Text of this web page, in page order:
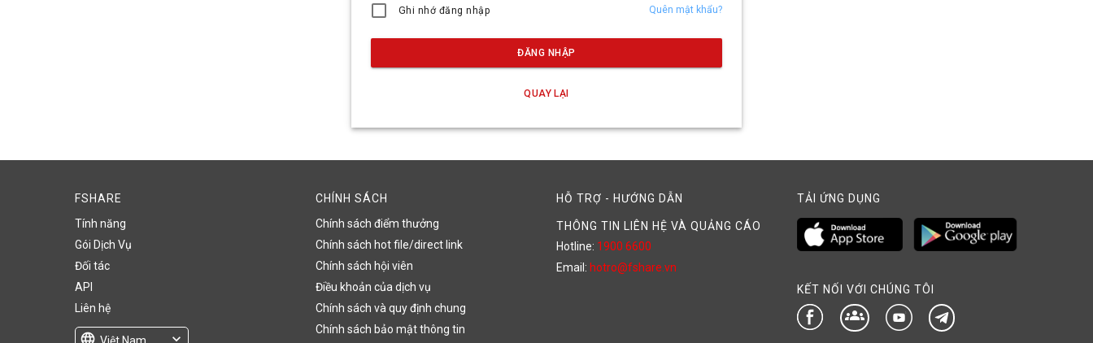
Ghi nhớ đăng nhập Quên mật khẩu?
ĐĂNG NHẬP
QUAY LẠI
FSHARE
Tính năng
Gói Dịch Vụ
Đối tác
API
Liên hệ
language Việt Nam expand_more
CHÍNH SÁCH
Chính sách điểm thưởng
Chính sách hot file/direct link
Chính sách hội viên
Điều khoản của dịch vụ
Chính sách và quy định chung
Chính sách bảo mật thông tin
HỖ TRỢ - HƯỚNG DẪN
THÔNG TIN LIÊN HỆ VÀ QUẢNG CÁO
Hotline: 1900 6600
Email: hotro@fshare.vn
TẢI ỨNG DỤNG
KẾT NỐI VỚI CHÚNG TÔI
groups